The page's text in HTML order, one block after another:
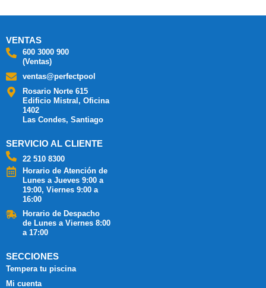
VENTAS
600 3000 900
(Ventas)
ventas@perfectpool
Rosario Norte 615
Edificio Mistral, Oficina
1402
Las Condes, Santiago
SERVICIO AL CLIENTE
22 510 8300
Horario de Atención de
Lunes a Jueves 9:00 a
19:00, Viernes 9:00 a
16:00
Horario de Despacho
de Lunes a Viernes 8:00
a 17:00
SECCIONES
Tempera tu piscina
Mi cuenta